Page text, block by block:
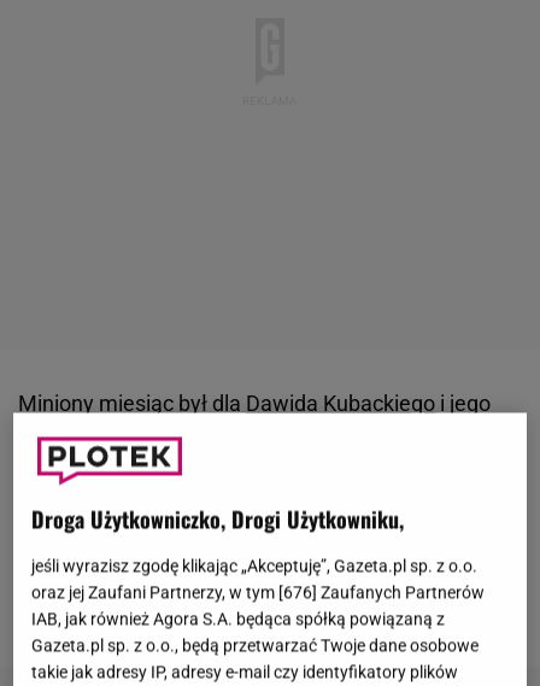
Miniony miesiąc był dla Dawida Kubackiego i jego
bliskich naprawdę ciężki. Żona skoczka znalazła się
w szpitalu z powodu problemów z sercem, a jej stan
był krytyczny. Sportowiec wycofał się z zawodów
dzieciach i ukochanej. Lekarze robili wszystko, by
ratować życie Marty Kubackiej.
Droga Użytkowniczko, Drogi Użytkowniku,
jeśli wyrazisz zgodę klikając „Akceptuję”, Gazeta.pl sp. z o.o.
oraz jej Zaufani Partnerzy, w tym [676] Zaufanych Partnerów
IAB, jak również Agora S.A. będąca spółką powiązaną z
Gazeta.pl sp. z o.o., będą przetwarzać Twoje dane osobowe
takie jak adresy IP, adresy e-mail czy identyfikatory plików